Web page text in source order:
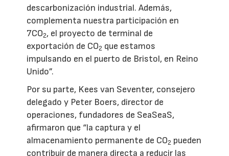
descarbonización industrial. Además,
complementa nuestra participación en
7CO2, el proyecto de terminal de
exportación de CO2 que estamos
impulsando en el puerto de Bristol, en Reino
Unido”.
Por su parte, Kees van Seventer, consejero
delegado y Peter Boers, director de
operaciones, fundadores de SeaSeaS,
afirmaron que “la captura y el
almacenamiento permanente de CO2 pueden
contribuir de manera directa a reducir las